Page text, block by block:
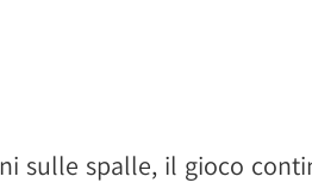
sulle spalle, il gioco